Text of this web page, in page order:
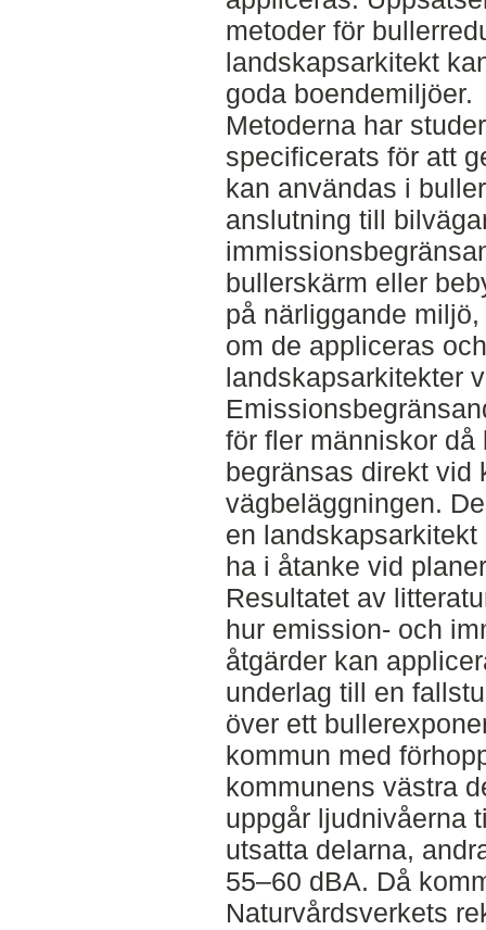
metoder för
landskapsarkitekt
goda boendemiljöer.
Metoderna har
specificerats för att
kan användas i
anslutning till
bullerskärm eller
på närliggande
om de appliceras
landskapsarkitekter
för fler människor då
begränsas direkt vid
vägbeläggningen.
en
ha i åtanke vid
Resultatet av
hur emission- och
åtgärder kan
underlag till en
över ett
kommun med
kommunens västra
uppgår ljudnivåerna
utsatta delarna,
55–60 dBA. Då
Naturvårdsverkets